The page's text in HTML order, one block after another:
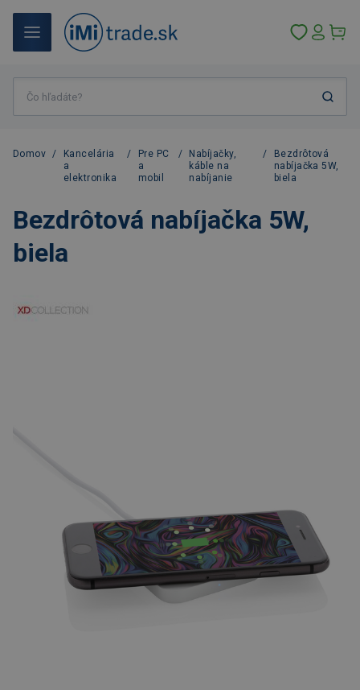
Domov /
Kancelária
a
elektronika
/
Pre PC
a
mobil
/
Nabíjačky,
káble na
nabíjanie
/
Bezdrôtová
nabíjačka 5W,
biela
Bezdrôtová nabíjačka 5W,
biela